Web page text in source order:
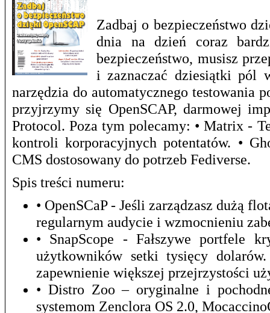
Zadbaj o bezpieczeństwo
dnia na dzień coraz
bezpieczeństwo, musisz
i zaznaczać dziesiątki pól
narzędzia do automatycznego testowania
przyjrzymy się OpenSCAP, darmowej
Protocol. Poza tym polecamy: • Matrix -
kontroli korporacyjnych potentatów. •
CMS dostosowany do potrzeb Fediverse.
Spis treści numeru:
• OpenSCaP - Jeśli zarządzasz dużą
regularnym audycie i wzmocnieniu
• SnapScope - Fałszywe portfele
użytkowników setki tysięcy
zapewnienie większej przejrzystości
• Distro Zoo – oryginalne i
systemom Zenclora OS 2.0,